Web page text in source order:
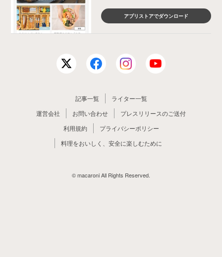
アプリストアでダウンロード
記事一覧
ライター一覧
運営会社
お問い合わせ
プレスリリースのご送付
利用規約
プライバシーポリシー
料理をおいしく、安全に楽しむために
© macaroni All Rights Reserved.